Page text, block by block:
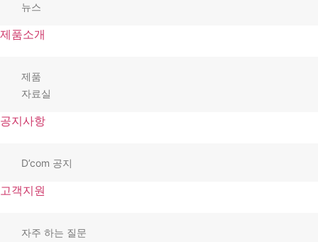
뉴스
제품소개
제품
자료실
공지사항
D’com 공지
고객지원
자주 하는 질문